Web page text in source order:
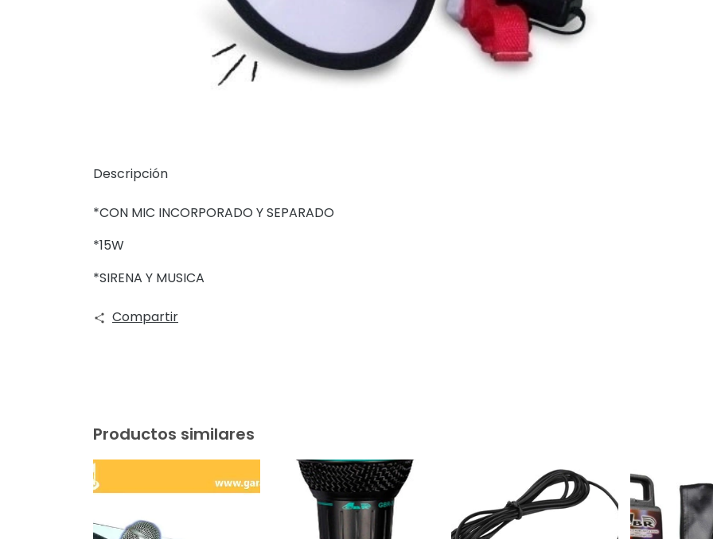
Descripción
*CON MIC INCORPORADO Y SEPARADO
*15W
*SIRENA Y MUSICA
Compartir
Productos similares